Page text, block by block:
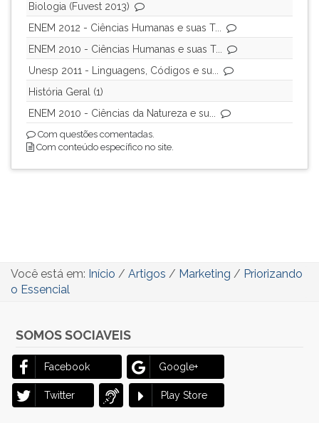
Biologia (Fuvest 2013)
ENEM 2012 - Ciências Humanas e suas T...
ENEM 2010 - Ciências Humanas e suas T...
Unesp 2011 - Linguagens, Códigos e su...
História Geral (1)
ENEM 2010 - Ciências da Natureza e su...
Com questões comentadas.
Com conteúdo específico no site.
Você está em: Início / Artigos / Marketing / Priorizando
o Essencial
SOMOS SOCIAVEIS
Facebook Google+
Twitter Play Store